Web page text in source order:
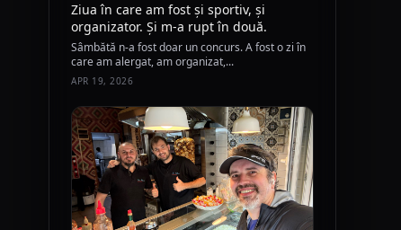
Ziua în care am fost și sportiv, și
organizator. Și m-a rupt în două.
Sâmbătă n-a fost doar un concurs. A fost o zi în
care am alergat, am organizat,...
APR 19, 2026